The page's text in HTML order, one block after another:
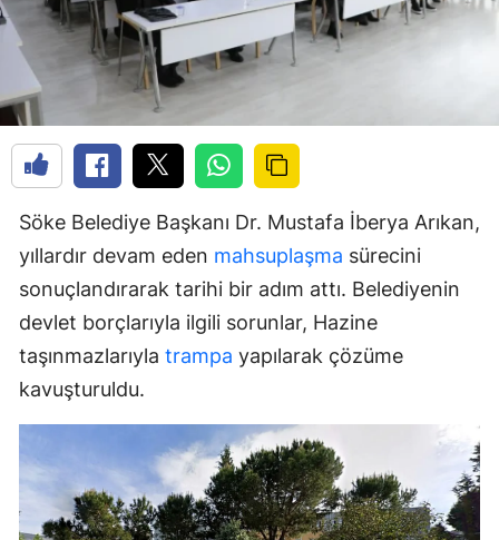
Söke Belediye Başkanı Dr. Mustafa İberya Arıkan,
yıllardır devam eden mahsuplaşma sürecini
sonuçlandırarak tarihi bir adım attı. Belediyenin
devlet borçlarıyla ilgili sorunlar, Hazine
taşınmazlarıyla trampa yapılarak çözüme
kavuşturuldu.